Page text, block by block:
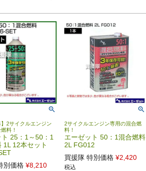
】2サイクルエンジン
料！
25：1～50：1
1L 12本セット
別価格 ¥8,210
2サイクルエンジン専用の混合燃
料！
エーゼット 50：1混合燃料
2L FG012
買援隊 特別価格 ¥2,420
税込